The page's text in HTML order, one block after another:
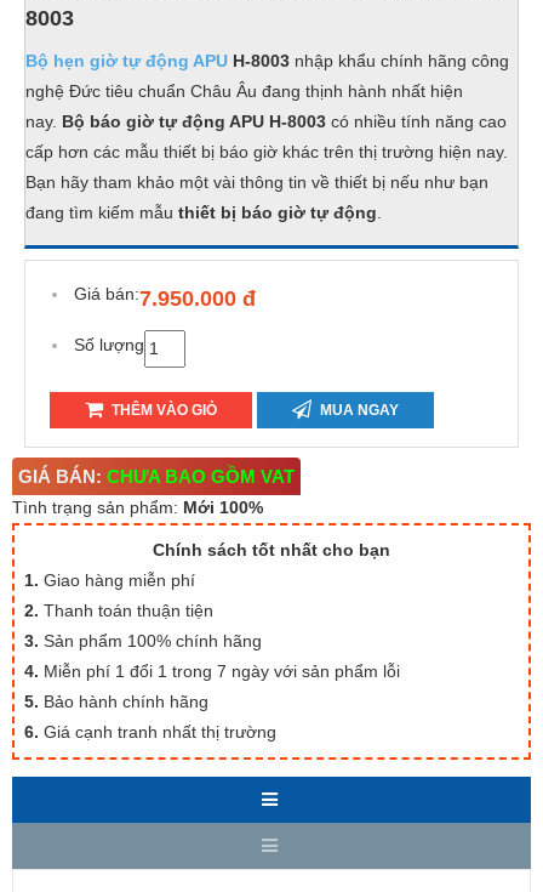
8003
Bộ hẹn giờ tự động APU H-8003 nhập khẩu chính hãng công
nghệ Đức tiêu chuẩn Châu Âu đang thịnh hành nhất hiện
nay. Bộ báo giờ tự động APU H-8003 có nhiều tính năng cao
cấp hơn các mẫu thiết bị báo giờ khác trên thị trường hiện nay.
Bạn hãy tham khảo một vài thông tin về thiết bị nếu như bạn
đang tìm kiếm mẫu thiết bị báo giờ tự động
Giá bán:7.950.000 đ
Số lượng
THÊM VÀO GIỎ MUA NGAY
GIÁ BÁN: CHƯA BAO GỒM VAT
Tình trạng sản phẩm: Mới 100%
Chính sách tốt nhất cho bạn
1. Giao hàng miễn phí
2. Thanh toán thuận tiện
3. Sản phẩm 100% chính hãng
4. Miễn phí 1 đổi 1 trong 7 ngày với sản phẩm lỗi
5. Bảo hành chính hãng
6. Giá cạnh tranh nhất thị trường